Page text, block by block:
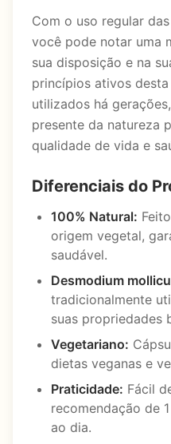
Com o uso regular
você pode notar uma
sua disposição e na
princípios ativos
utilizados há
presente da natureza
qualidade de vida e
Diferenciais do
100% Natural:
origem vegetal,
saudável.
Desmodium
tradicionalmente
suas propriedades
Vegetariano:
dietas veganas e
Praticidade: Fácil
recomendação de
ao dia.